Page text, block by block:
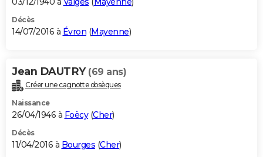
Décès
14/07/2016 à Évron (Mayenne)
Jean DAUTRY (69 ans)
Créer une cagnotte obsèques
Naissance
26/04/1946 à Foëcy(Cher)
Décès
11/04/2016 à Bourges (Cher)